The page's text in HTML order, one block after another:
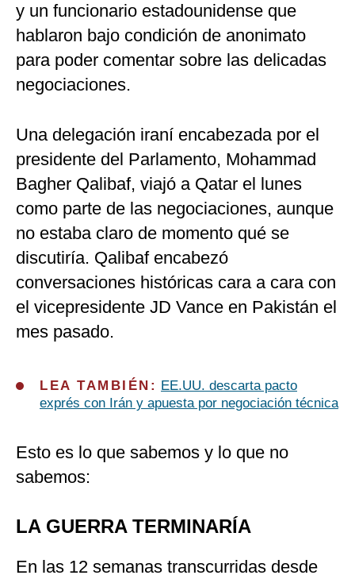
y un funcionario estadounidense que
hablaron bajo condición de anonimato
para poder comentar sobre las delicadas
negociaciones.
Una delegación iraní encabezada por el
presidente del Parlamento, Mohammad
Bagher Qalibaf, viajó a Qatar el lunes
como parte de las negociaciones, aunque
no estaba claro de momento qué se
discutiría. Qalibaf encabezó
conversaciones históricas cara a cara con
el vicepresidente JD Vance en Pakistán el
mes pasado.
LEA TAMBIÉN:
EE.UU. descarta pacto
exprés con Irán y apuesta por negociación técnica
Esto es lo que sabemos y lo que no
sabemos:
LA GUERRA TERMINARÍA
En las 12 semanas transcurridas desde